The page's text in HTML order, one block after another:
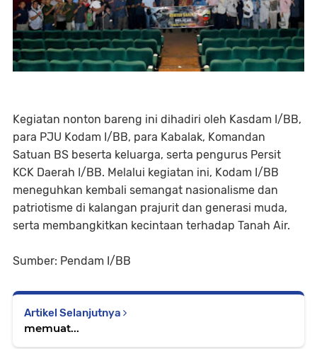
Kegiatan nonton bareng ini dihadiri oleh Kasdam I/BB,
para PJU Kodam I/BB, para Kabalak, Komandan
Satuan BS beserta keluarga, serta pengurus Persit
KCK Daerah I/BB. Melalui kegiatan ini, Kodam I/BB
meneguhkan kembali semangat nasionalisme dan
patriotisme di kalangan prajurit dan generasi muda,
serta membangkitkan kecintaan terhadap Tanah Air.
Sumber: Pendam I/BB
Artikel Selanjutnya
memuat...